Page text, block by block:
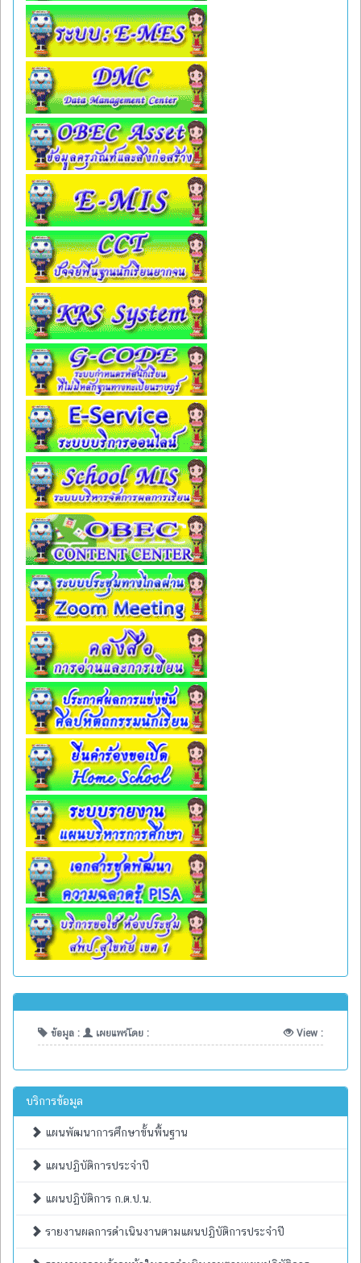
ข้อมูล : เผยแพร่โดย : View :
บริการข้อมูล
แผนพัฒนาการศึกษาขั้นพื้นฐาน
แผนปฏิบัติการประจำปี
แผนปฏิบัติการ ก.ต.ป.น.
รายงานผลการดำเนินงานตามแผนปฏิบัติการประจำปี